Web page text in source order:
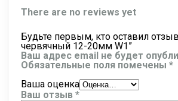
There are no reviews yet
Будьте первым, кто оставил
червячный 12-20мм W1”
Ваш адрес email не будет
Обязательные поля помечены *
Ваша оценка
Ваш отзыв *